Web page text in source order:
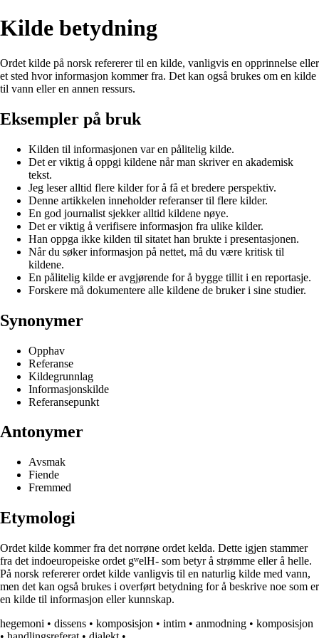
Kilde betydning
Ordet kilde på norsk refererer til en kilde, vanligvis en opprinnelse eller
et sted hvor informasjon kommer fra. Det kan også brukes om en kilde
til vann eller en annen ressurs.
Eksempler på bruk
Kilden til informasjonen var en pålitelig kilde.
Det er viktig å oppgi kildene når man skriver en akademisk
tekst.
Jeg leser alltid flere kilder for å få et bredere perspektiv.
Denne artikkelen inneholder referanser til flere kilder.
En god journalist sjekker alltid kildene nøye.
Det er viktig å verifisere informasjon fra ulike kilder.
Han oppga ikke kilden til sitatet han brukte i presentasjonen.
Når du søker informasjon på nettet, må du være kritisk til
kildene.
En pålitelig kilde er avgjørende for å bygge tillit i en reportasje.
Forskere må dokumentere alle kildene de bruker i sine studier.
Synonymer
Opphav
Referanse
Kildegrunnlag
Informasjonskilde
Referansepunkt
Antonymer
Avsmak
Fiende
Fremmed
Etymologi
Ordet kilde kommer fra det norrøne ordet kelda. Dette igjen stammer
fra det indoeuropeiske ordet gʷelH- som betyr å strømme eller å helle.
På norsk refererer ordet kilde vanligvis til en naturlig kilde med vann,
men det kan også brukes i overført betydning for å beskrive noe som er
en kilde til informasjon eller kunnskap.
hegemoni • dissens • komposisjon • intim • anmodning • komposisjon